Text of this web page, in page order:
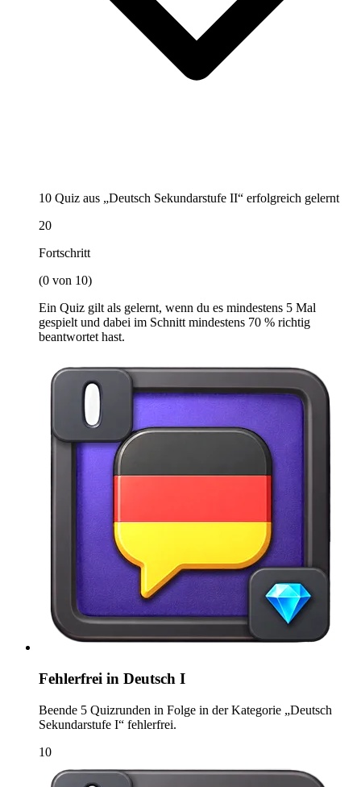
10 Quiz aus „Deutsch Sekundarstufe II“ erfolgreich gelernt
20
Fortschritt
(0 von 10)
Ein Quiz gilt als gelernt, wenn du es mindestens 5 Mal
gespielt und dabei im Schnitt mindestens 70 % richtig
beantwortet hast.
Fehlerfrei in Deutsch I
Beende 5 Quizrunden in Folge in der Kategorie „Deutsch
Sekundarstufe I“ fehlerfrei.
10